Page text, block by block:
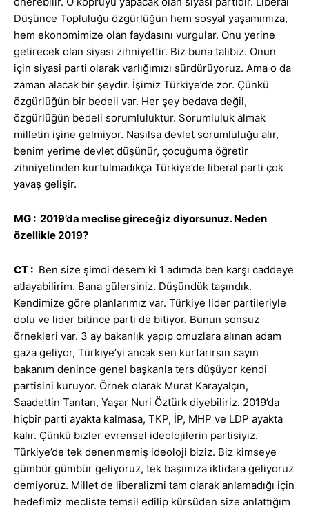
Düşünce Topluluğu özgürlüğün hem sosyal yaşamımıza,
hem ekonomimize olan faydasını vurgular. Onu yerine
getirecek olan siyasi zihniyettir. Biz buna talibiz. Onun
için siyasi parti olarak varlığımızı sürdürüyoruz. Ama o da
zaman alacak bir şeydir. İşimiz Türkiye’de zor. Çünkü
özgürlüğün bir bedeli var. Her şey bedava değil,
özgürlüğün bedeli sorumluluktur. Sorumluluk almak
milletin işine gelmiyor. Nasılsa devlet sorumluluğu alır,
benim yerime devlet düşünür, çocuğuma öğretir
zihniyetinden kurtulmadıkça Türkiye’de liberal parti çok
yavaş gelişir.
MG : 2019’da meclise gireceğiz diyorsunuz. Neden
özellikle 2019?
CT : Ben size şimdi desem ki 1 adımda ben karşı caddeye
atlayabilirim. Bana gülersiniz. Düşündük taşındık.
Kendimize göre planlarımız var. Türkiye lider partileriyle
dolu ve lider bitince parti de bitiyor. Bunun sonsuz
örnekleri var. 3 ay bakanlık yapıp omuzlara alınan adam
gaza geliyor, Türkiye’yi ancak sen kurtarırsın sayın
bakanım denince genel başkanla ters düşüyor kendi
partisini kuruyor. Örnek olarak Murat Karayalçın,
Saadettin Tantan, Yaşar Nuri Öztürk diyebiliriz. 2019’da
hiçbir parti ayakta kalmasa, TKP, İP, MHP ve LDP ayakta
kalır. Çünkü bizler evrensel ideolojilerin partisiyiz.
Türkiye’de tek denenmemiş ideoloji biziz. Biz kimseye
gümbür gümbür geliyoruz, tek başımıza iktidara geliyoruz
demiyoruz. Millet de liberalizmi tam olarak anlamadığı için
hedefimiz mecliste temsil edilip kürsüden size anlattığım